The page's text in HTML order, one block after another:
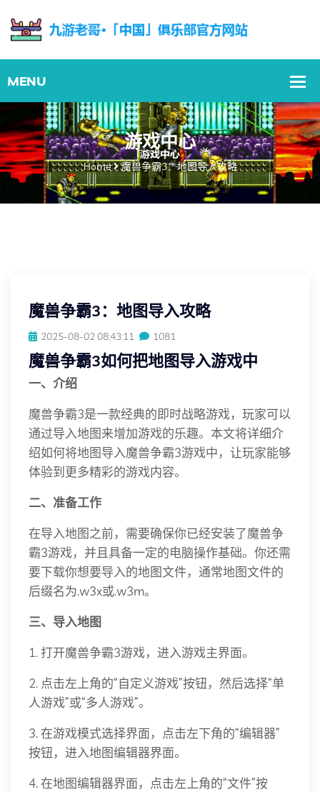
游戏中心
Home 魔兽争霸3：地图导入攻略
魔兽争霸3：地图导入攻略
2025-08-02 08:43:11 1081
魔兽争霸3如何把地图导入游戏中
一、介绍
魔兽争霸3是一款经典的即时战略游戏，玩家可以
通过导入地图来增加游戏的乐趣。本文将详细介
绍如何将地图导入魔兽争霸3游戏中，让玩家能够
体验到更多精彩的游戏内容。
二、准备工作
在导入地图之前，需要确保你已经安装了魔兽争
霸3游戏，并且具备一定的电脑操作基础。你还需
要下载你想要导入的地图文件，通常地图文件的
后缀名为.w3x或.w3m。
三、导入地图
1. 打开魔兽争霸3游戏，进入游戏主界面。
2. 点击左上角的“自定义游戏”按钮，然后选择“单
人游戏”或“多人游戏”。
3. 在游戏模式选择界面，点击左下角的“编辑器”
按钮，进入地图编辑器界面。
4. 在地图编辑器界面，点击左上角的“文件”按